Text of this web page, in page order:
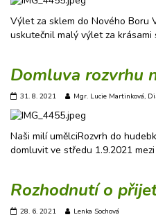
Výlet za sklem do Nového Boru
uskutečnil malý výlet za krásami
Domluva rozvrhu
31. 8. 2021 Mgr. Lucie Martinková,
Naši milí umělciRozvrh do
domluvit ve středu 1.9.2021
Rozhodnutí o
28. 6. 2021 Lenka Sochová